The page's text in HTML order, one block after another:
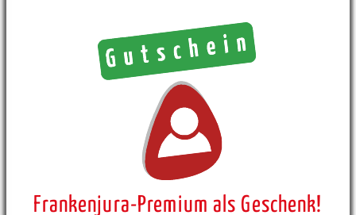
Frankenjura-Premium als Geschenk!